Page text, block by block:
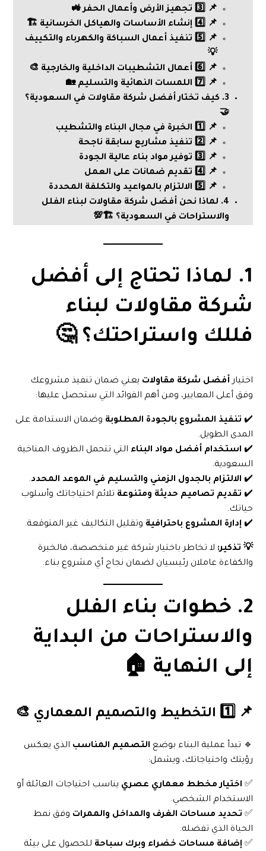
📌 3️⃣ تجهيز الأرض وأعمال الحفر 🚜
📌 4️⃣ إنشاء الأساسات والهياكل الخرسانية 🏗️
📌 5️⃣ تنفيذ أعمال السباكة والكهرباء والتكييف
💡
📌 6️⃣ أعمال التشطيبات الداخلية والخارجية 🎨
📌 7️⃣ اللمسات النهائية والتسليم 🏡
3. كيف تختار أفضل شركة مقاولات في السعودية؟
🤝
📌 1️⃣ الخبرة في مجال البناء والتشطيب
📌 2️⃣ تنفيذ مشاريع سابقة ناجحة
📌 3️⃣ توفير مواد بناء عالية الجودة
📌 4️⃣ تقديم ضمانات على العمل
📌 5️⃣ الالتزام بالمواعيد والتكلفة المحددة
4. لماذا نحن أفضل شركة مقاولات لبناء الفلل
والاستراحات في السعودية؟ 🏗️💯
1. لماذا تحتاج إلى أفضل
شركة مقاولات لبناء
فللك واستراحتك؟ 🤔
اختيار أفضل شركة مقاولات يعني ضمان تنفيذ مشروعك
وفق أعلى المعايير، ومن أهم الفوائد التي ستحصل عليها:
✔️ تنفيذ المشروع بالجودة المطلوبة وضمان الاستدامة على
المدى الطويل.
✔️ استخدام أفضل مواد البناء التي تتحمل الظروف المناخية
السعودية.
✔️ الالتزام بالجدول الزمني والتسليم في الموعد المحدد.
✔️ تقديم تصاميم حديثة ومتنوعة تلائم احتياجاتك وأسلوب
حياتك.
✔️إدارة المشروع باحترافية وتقليل التكاليف غير المتوقعة.
💡 تذكير: لا تخاطر باختيار شركة غير متخصصة، فالخبرة
والكفاءة عاملان رئيسيان لضمان نجاح أي مشروع بناء.
2. خطوات بناء الفلل
والاستراحات من البداية
إلى النهاية 🏠
📌 1️⃣ التخطيط والتصميم المعماري 🎨
🔹 تبدأ عملية البناء بوضع التصميم المناسب الذي يعكس
رؤيتك واحتياجاتك، ويشمل:
✅ اختيار مخطط معماري عصري يناسب احتياجات العائلة أو
الاستخدام الشخصي.
✅ تحديد مساحات الغرف والمداخل والممرات وفق نمط
الحياة الذي تفضله.
✅إضافة مساحات خضراء وبرك سباحة للحصول على بيئة